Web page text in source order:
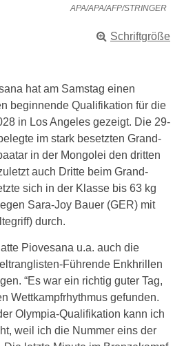
APA/APA/AFP/STRINGER
Schriftgröße
hat am Samstag einen
beginnende Qualifikation für die
in Los Angeles gezeigt. Die 29-
im stark besetzten Grand-
in der Mongolei den dritten
auch Dritte beim Grand-
sich in der Klasse bis 63 kg
Sara-Joy Bauer (GER) mit
durch.
Piovesana u.a. auch die
Führende Enkhrillen
“Es war ein richtig guter Tag,
Wettkampfrhythmus gefunden.
Olympia-Qualifikation kann ich
weil ich die Nummer eins der